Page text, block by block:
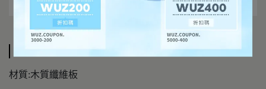
材質:木質纖維板